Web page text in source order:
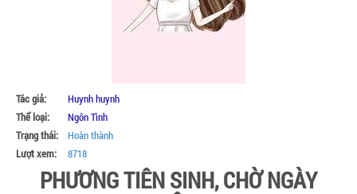
Tác giả:
Huynh huynh
Thể loại:
Ngôn Tình
Trạng thái:
Hoàn thành
Lượt xem:
8718
PHƯƠNG TIÊN SINH, CHỜ NGÀY